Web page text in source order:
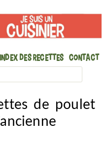
Index des recettes Contact
de poulet